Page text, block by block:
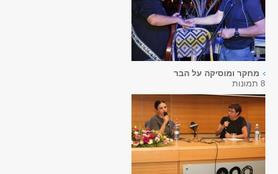
מחקר ומוסיקה על הבר
8 תמונות